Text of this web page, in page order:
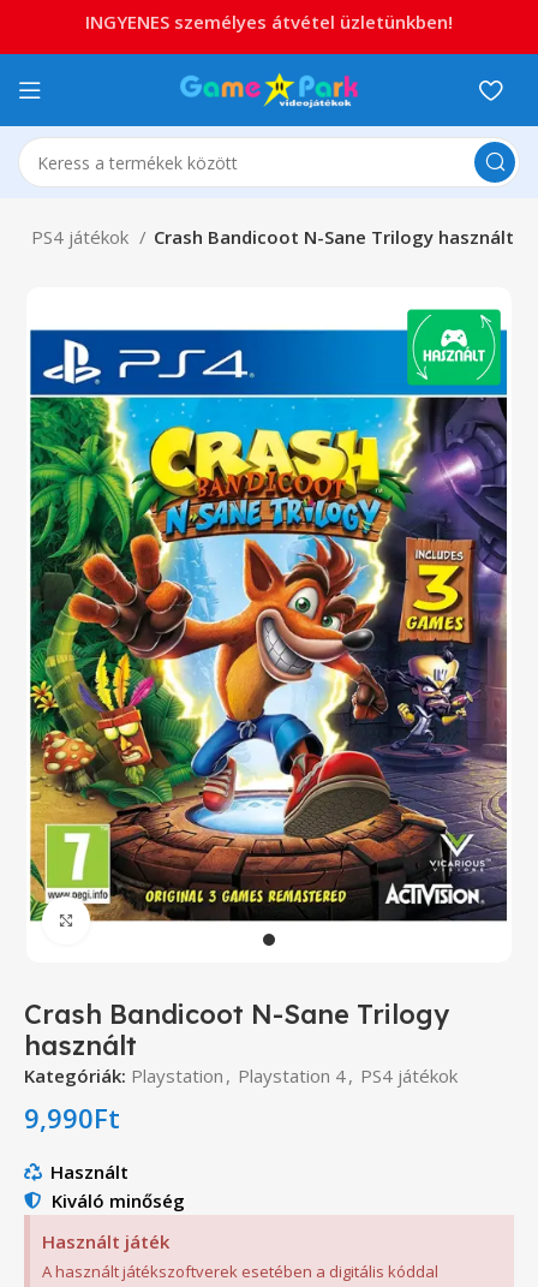
PS4 játékok Crash Bandicoot N-Sane Trilogy használt
Click to enlarge
Crash Bandicoot N-Sane Trilogy
használt
Kategóriák: Playstation , Playstation 4, PS4 játékok
9,990Ft
Használt
Kiváló minőség
Használt játék
A használt játékszoftverek esetében a digitális kóddal
INGYENES személyes átvétel üzletünkben!